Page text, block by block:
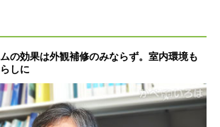
の効果は外観補修のみならず。室内環境も
しに